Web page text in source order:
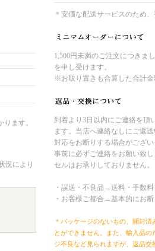
ます。
況により
＊安価な配送サービスのため
1,500円未満のご注文につきま
を申し受けます。
※お取り置きも合算した合計金
到着より3日以内にご連絡を頂
ます。当店へ連絡なしにご返
対応をお断りする場合がござい
事前に必ずご連絡をお願い致
セルはお承りしておりません。
・誤送・不良品→送料・手数
・お客様ご都合→基本的にお
＊パッケージのないもの、開封
とができません。また、輸入品
ジ不良など見られますが、返品